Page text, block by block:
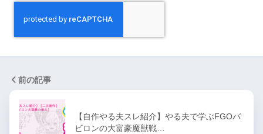
前の記事
【自作やる夫スレ紹介】やる夫で学ぶFGOバ
ビロンの大富豪魔獣戦…